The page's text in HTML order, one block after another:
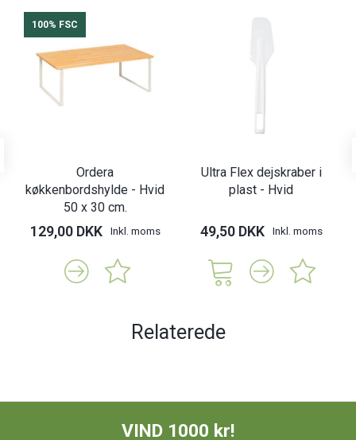
100% FSC
Ordera
køkkenbordshylde - Hvid
50 x 30 cm.
129,00 DKK Inkl. moms
Ultra Flex dejskraber i
plast - Hvid
49,50 DKK Inkl. moms
Relaterede
VIND 1000 kr!